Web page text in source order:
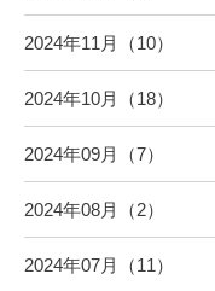
2024年11月（10）
2024年10月（18）
2024年09月（7）
2024年08月（2）
2024年07月（11）